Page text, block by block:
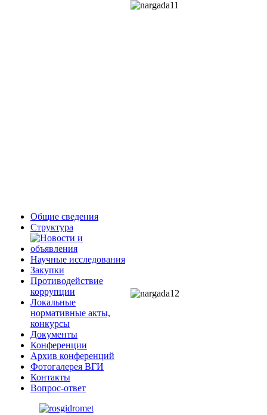
Общие сведения
Структура
Научные исследования
Закупки
Противодействие
коррупции
Локальные
нормативные акты,
конкурсы
Документы
Конференции
Архив конференций
Фотогалерея ВГИ
Контакты
Вопрос-ответ